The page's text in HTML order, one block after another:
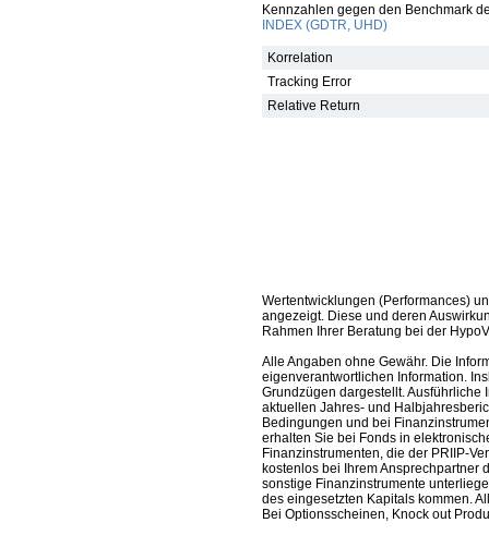
Kennzahlen gegen den Benchmark
INDEX (GDTR, UHD)
Korrelation
Tracking Error
Relative Return
Wertentwicklungen (Performances)
angezeigt. Diese und deren
Rahmen Ihrer Beratung bei der
Alle Angaben ohne Gewähr. Die
eigenverantwortlichen Information.
Grundzügen dargestellt.
aktuellen Jahres- und
Bedingungen und bei
erhalten Sie bei Fonds in
Finanzinstrumenten, die der PRIIP-
kostenlos bei Ihrem Ansprechpartner
sonstige Finanzinstrumente
des eingesetzten Kapitals kommen.
Bei Optionsscheinen, Knock out